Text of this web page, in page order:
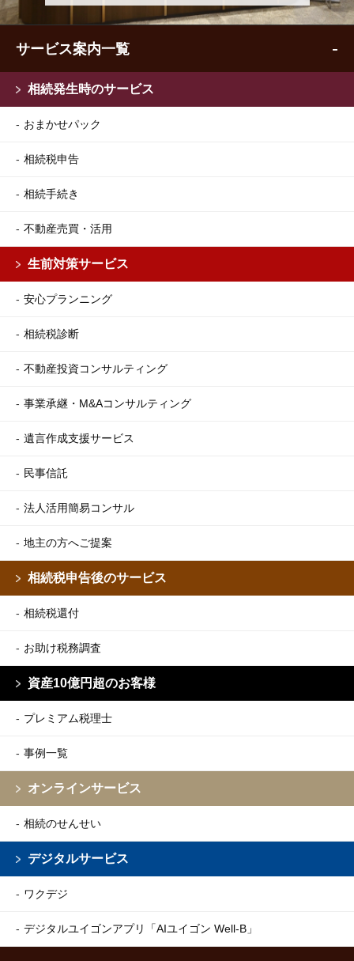
サービス案内一覧
相続発生時のサービス
おまかせパック
相続税申告
相続手続き
不動産売買・活用
生前対策サービス
安心プランニング
相続税診断
不動産投資コンサルティング
事業承継・M&Aコンサルティング
遺言作成支援サービス
民事信託
法人活用簡易コンサル
地主の方へご提案
相続税申告後のサービス
相続税還付
お助け税務調査
資産10億円超のお客様
プレミアム税理士
事例一覧
オンラインサービス
相続のせんせい
デジタルサービス
ワクデジ
デジタルユイゴンアプリ 「AIユイゴン Well-B」